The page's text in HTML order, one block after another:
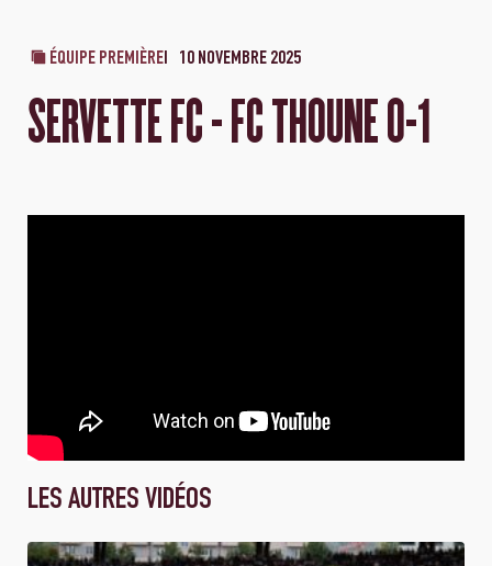
ÉQUIPE PREMIÈRE 10 NOVEMBRE 2025
SERVETTE FC - FC THOUNE 0-1
LES AUTRES VIDÉOS